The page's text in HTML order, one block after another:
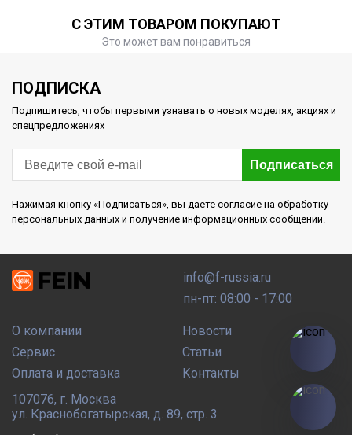
С ЭТИМ ТОВАРОМ ПОКУПАЮТ
Это может вам понравиться
ПОДПИСКА
Подпишитесь, чтобы первыми узнавать о новых моделях, акциях и
спецпредложениях
Подписаться
Нажимая кнопку «Подписаться», вы даете согласие на обработку
персональных данных и получение информационных сообщений.
О компании
Сервис
Оплата и доставка
Новости
Статьи
Контакты
info@f-russia.ru
пн-пт: 08:00 - 17:00
107076, г. Москва
ул. Краснобогатырская, д. 89, стр. 3